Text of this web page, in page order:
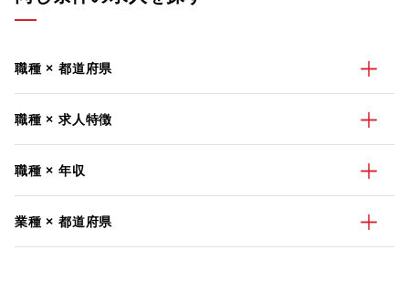
職種 × 都道府県
職種 × 求人特徴
職種 × 年収
業種 × 都道府県